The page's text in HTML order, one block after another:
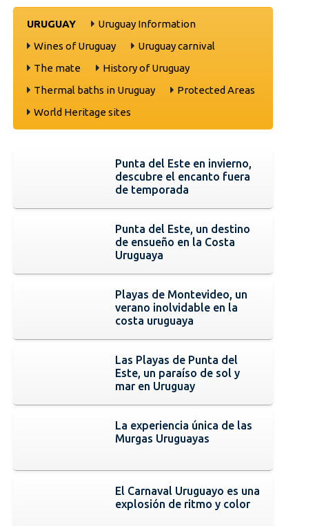
URUGUAY
Uruguay Information
Wines of Uruguay
Uruguay carnival
The mate
History of Uruguay
Thermal baths in Uruguay
Protected Areas
World Heritage sites
Punta del Este en invierno,
descubre el encanto fuera
de temporada
Punta del Este, un destino
de ensueño en la Costa
Uruguaya
Playas de Montevideo, un
verano inolvidable en la
costa uruguaya
Las Playas de Punta del
Este, un paraíso de sol y
mar en Uruguay
La experiencia única de las
Murgas Uruguayas
El Carnaval Uruguayo es una
explosión de ritmo y color